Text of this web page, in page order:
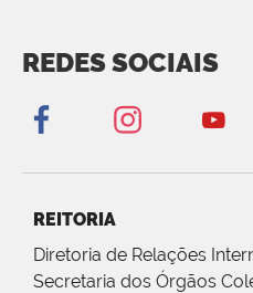
REDES SOCIAIS
REITORIA
Diretoria de Relações
Secretaria dos Órgãos